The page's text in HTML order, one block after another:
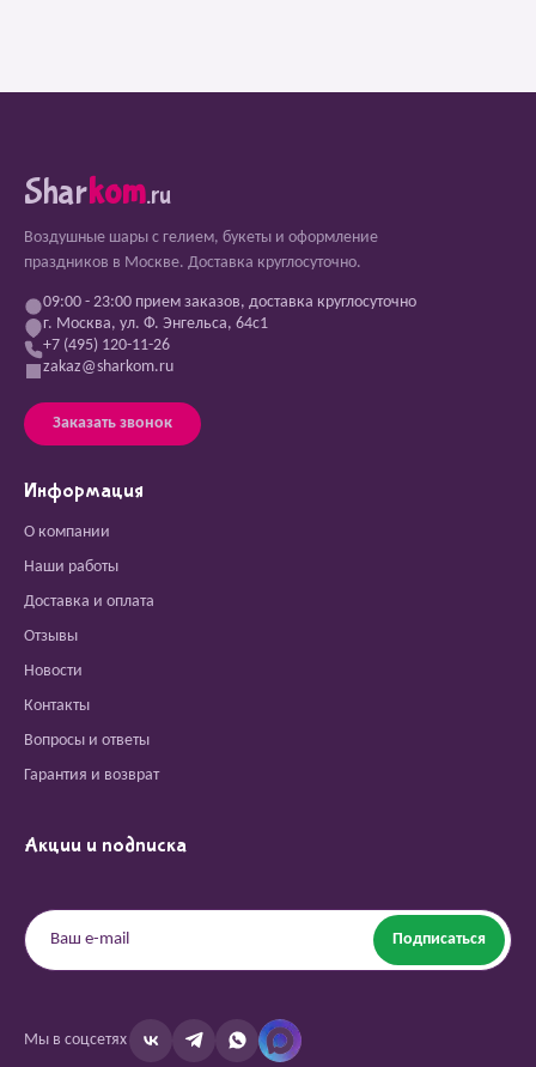
Sharkom.ru
Воздушные шары с гелием, букеты и оформление
праздников в Москве. Доставка круглосуточно.
09:00 - 23:00 прием заказов, доставка круглосуточно
г. Москва, ул. Ф. Энгельса, 64с1
+7 (495) 120-11-26
zakaz@sharkom.ru
Заказать звонок
Информация
О компании
Наши работы
Доставка и оплата
Отзывы
Новости
Контакты
Вопросы и ответы
Гарантия и возврат
Акции и подписка
Подписаться
Мы в соцсетях